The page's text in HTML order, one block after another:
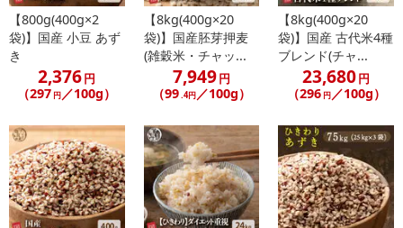
【800g(400g×2
袋)】国産 小豆 あず
き
2,376円
（297 円／100g）
【8kg(400g×20
袋)】国産胚芽押麦
(雑穀米・チャッ...
7,949円
（99.4円／100g）
【8kg(400g×20
袋)】国産 古代米4種
ブレンド(チャ...
23,680円
（296 円／100g）